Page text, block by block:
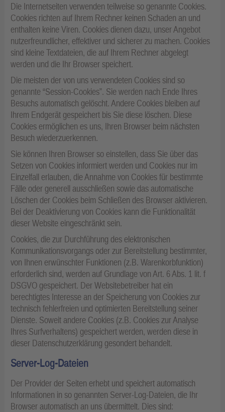
Die Internetseiten verwenden teilweise so genannte Cookies.
Cookies richten auf Ihrem Rechner keinen Schaden an und
enthalten keine Viren. Cookies dienen dazu, unser Angebot
nutzerfreundlicher, effektiver und sicherer zu machen. Cookies
sind kleine Textdateien, die auf Ihrem Rechner abgelegt
werden und die Ihr Browser speichert.
Die meisten der von uns verwendeten Cookies sind so
genannte “Session-Cookies”. Sie werden nach Ende Ihres
Besuchs automatisch gelöscht. Andere Cookies bleiben auf
Ihrem Endgerät gespeichert bis Sie diese löschen. Diese
Cookies ermöglichen es uns, Ihren Browser beim nächsten
Besuch wiederzuerkennen.
Sie können Ihren Browser so einstellen, dass Sie über das
Setzen von Cookies informiert werden und Cookies nur im
Einzelfall erlauben, die Annahme von Cookies für bestimmte
Fälle oder generell ausschließen sowie das automatische
Löschen der Cookies beim Schließen des Browser aktivieren.
Bei der Deaktivierung von Cookies kann die Funktionalität
dieser Website eingeschränkt sein.
Cookies, die zur Durchführung des elektronischen
Kommunikationsvorgangs oder zur Bereitstellung bestimmter,
von Ihnen erwünschter Funktionen (z.B. Warenkorbfunktion)
erforderlich sind, werden auf Grundlage von Art. 6 Abs. 1 lit. f
DSGVO gespeichert. Der Websitebetreiber hat ein
berechtigtes Interesse an der Speicherung von Cookies zur
technisch fehlerfreien und optimierten Bereitstellung seiner
Dienste. Soweit andere Cookies (z.B. Cookies zur Analyse
Ihres Surfverhaltens) gespeichert werden, werden diese in
dieser Datenschutzerklärung gesondert behandelt.
Server-Log-Dateien
Der Provider der Seiten erhebt und speichert automatisch
Informationen in so genannten Server-Log-Dateien, die Ihr
Browser automatisch an uns übermittelt. Dies sind: